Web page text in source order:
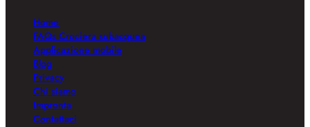
Home
FAQs Crociera subacquea
Applicazione mobile
Blog
Privacy
Chi siamo
Impronta
Contattaci